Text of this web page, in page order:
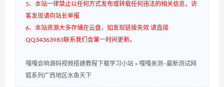
5、本站一律禁止以任何方式发布或转载任何违法的相关信息，访
客发现请向站长举报
6、本站资源大多存储在云盘，如发现链接失效 请直接
QQ34363983联系我们会第一时间更新。
嘎嘎会响源码视频搭建教程下载学习小站 » 嘎嘎亲测–最新测试网
狐系列广西地区水鱼天下